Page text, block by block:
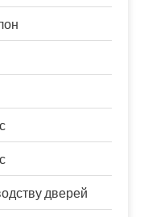
дверей